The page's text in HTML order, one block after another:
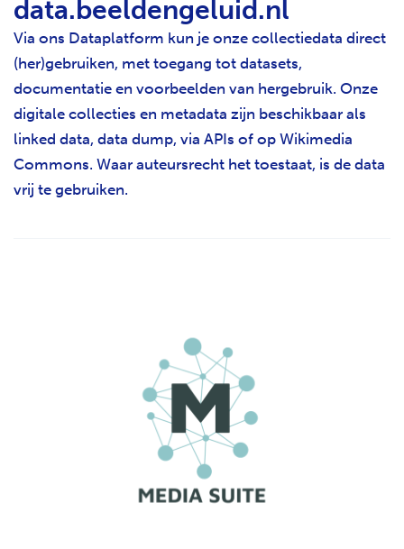
data.beeldengeluid.nl
Via ons Dataplatform kun je onze collectiedata direct
(her)gebruiken, met toegang tot datasets,
documentatie en voorbeelden van hergebruik. Onze
digitale collecties en metadata zijn beschikbaar als
linked data, data dump, via APIs of op Wikimedia
Commons. Waar auteursrecht het toestaat, is de data
vrij te gebruiken.